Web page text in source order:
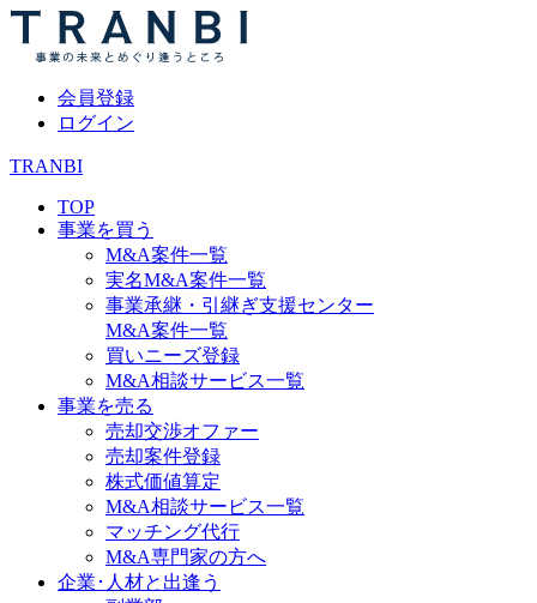
会員登録
ログイン
TRANBI
TOP
事業を買う
M&A案件一覧
実名M&A案件一覧
事業承継・引継ぎ支援センター
M&A案件一覧
買いニーズ登録
M&A相談サービス一覧
事業を売る
売却交渉オファー
売却案件登録
株式価値算定
M&A相談サービス一覧
マッチング代行
M&A専門家の方へ
企業･人材と出逢う